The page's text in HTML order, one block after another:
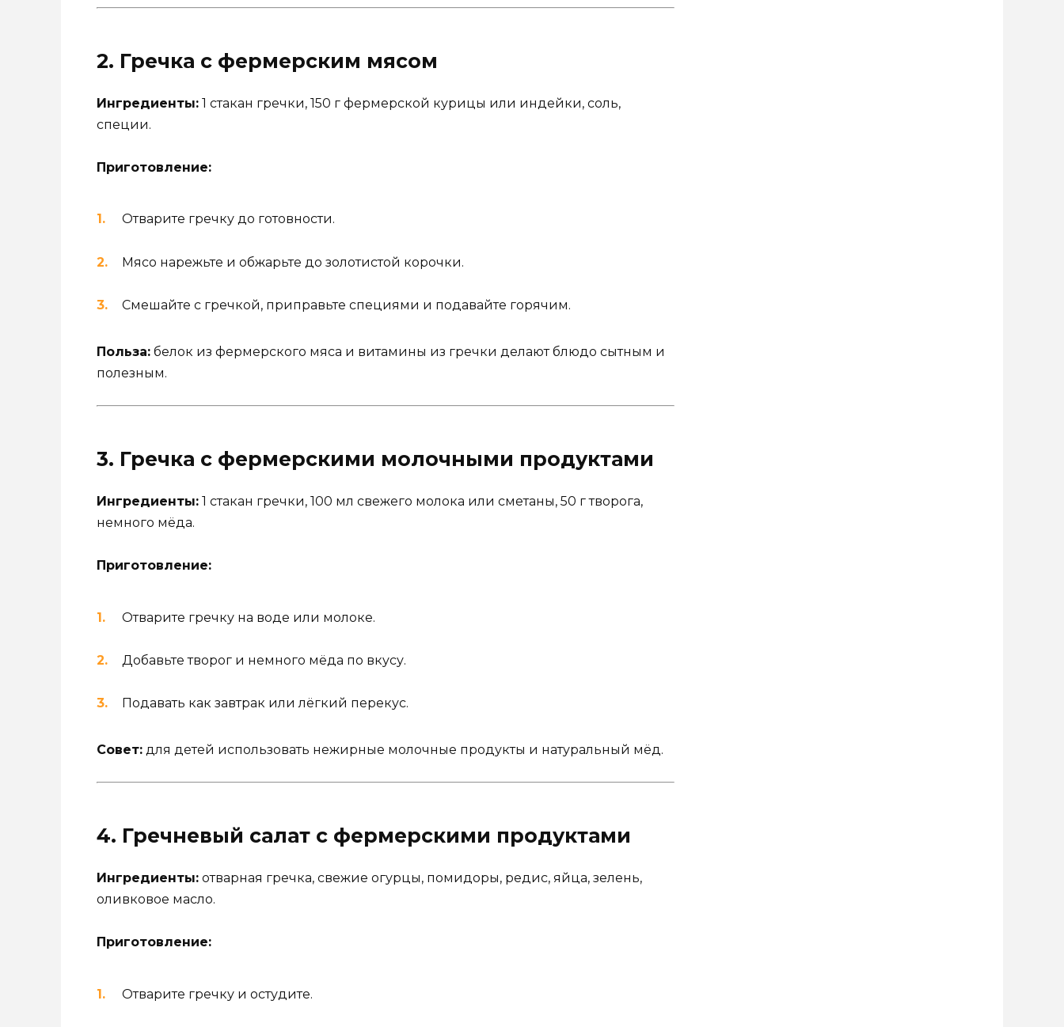
2. Гречка с фермерским мясом
Ингредиенты: 1 стакан гречки, 150 г фермерской курицы или индейки, соль,
специи.
Приготовление:
Отварите гречку до готовности.
Мясо нарежьте и обжарьте до золотистой корочки.
Смешайте с гречкой, приправьте специями и подавайте горячим.
Польза: белок из фермерского мяса и витамины из гречки делают блюдо сытным и
полезным.
3. Гречка с фермерскими молочными продуктами
Ингредиенты: 1 стакан гречки, 100 мл свежего молока или сметаны, 50 г творога,
немного мёда.
Приготовление:
Отварите гречку на воде или молоке.
Добавьте творог и немного мёда по вкусу.
Подавать как завтрак или лёгкий перекус.
Совет: для детей использовать нежирные молочные продукты и натуральный мёд.
4. Гречневый салат с фермерскими продуктами
Ингредиенты: отварная гречка, свежие огурцы, помидоры, редис, яйца, зелень,
оливковое масло.
Приготовление:
Отварите гречку и остудите.